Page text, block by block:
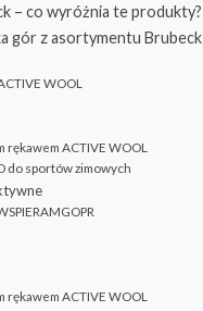
– co wyróżnia te produkty?
gór z asortymentu Brubeck
WOOL
rękawem ACTIVE WOOL
do sportów zimowych
rękawem ACTIVE WOOL